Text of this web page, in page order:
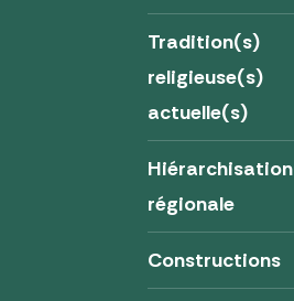
Tradition(s)
religieuse(s)
actuelle(s)
Hiérarchisation
régionale
Constructions